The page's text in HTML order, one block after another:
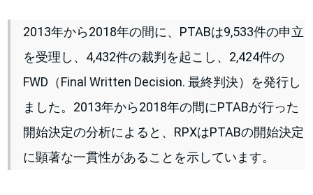
2013年から2018年の間に、PTABは9,533件の申立
を受理し、4,432件の裁判を起こし、2,424件の
FWD（Final Written Decision. 最終判決）を発行し
ました。2013年から2018年の間にPTABが行った
開始決定の分析によると、RPXはPTABの開始決定
に顕著な一貫性があることを示しています。